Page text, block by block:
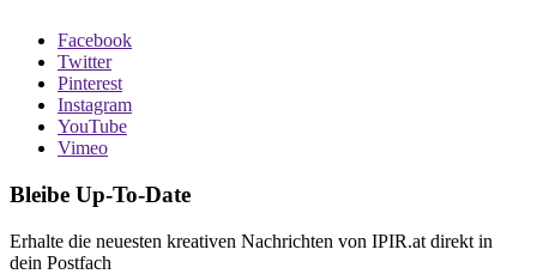
Facebook
Twitter
Pinterest
Instagram
YouTube
Vimeo
Bleibe Up-To-Date
Erhalte die neuesten kreativen Nachrichten von IPIR.at direkt in
dein Postfach